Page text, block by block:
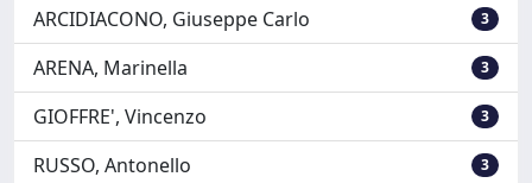
ARCIDIACONO, Giuseppe Carlo 3
ARENA, Marinella 3
GIOFFRE', Vincenzo 3
RUSSO, Antonello 3